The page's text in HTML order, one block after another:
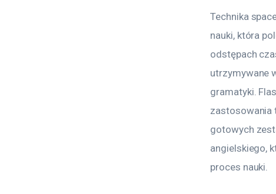
Technika
nauki, która
odstępach
utrzymywane
gramatyki.
zastosowania
gotowych
angielskiego,
proces nauki.